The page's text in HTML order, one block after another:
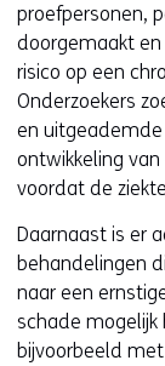
proefpersonen,
doorgemaakt
risico op een
Onderzoekers
en
ontwikkeling
voordat de
Daarnaast is er
behandelingen
naar een
schade mogelijk
bijvoorbeeld